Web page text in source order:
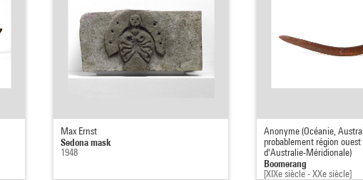
Max Ernst
Sedona mask
1948
Anonyme (Océanie,
probablement région
d'Australie-Méridionale)
Boomerang
[XIXe siècle - XXe siècle]